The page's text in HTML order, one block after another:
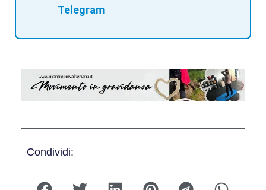
Telegram
Condividi: